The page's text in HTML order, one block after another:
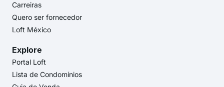
Carreiras
Quero ser fornecedor
Loft México
Explore
Portal Loft
Lista de Condomínios